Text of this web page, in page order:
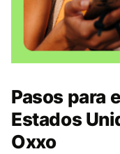
Pasos para
Estados
Oxxo